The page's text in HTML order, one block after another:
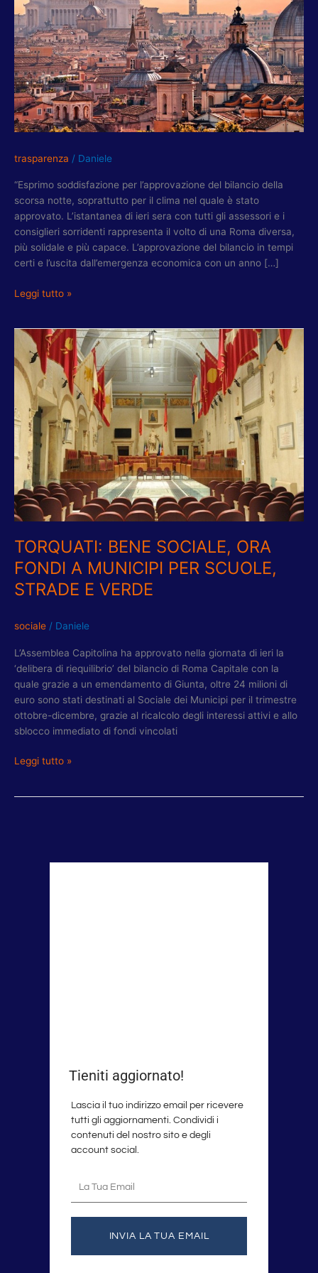
trasparenza / Daniele
“Esprimo soddisfazione per l’approvazione del bilancio della
scorsa notte, soprattutto per il clima nel quale è stato
approvato. L’istantanea di ieri sera con tutti gli assessori e i
consiglieri sorridenti rappresenta il volto di una Roma diversa,
più solidale e più capace. L’approvazione del bilancio in tempi
certi e l’uscita dall’emergenza economica con un anno […]
PROVA
DI
FORZA
CONTRO
CRIMINALITA’
Leggi tutto »
TORQUATI: BENE SOCIALE, ORA
FONDI A MUNICIPI PER SCUOLE,
STRADE E VERDE
sociale / Daniele
L’Assemblea Capitolina ha approvato nella giornata di ieri la
‘delibera di riequilibrio’ del bilancio di Roma Capitale con la
quale grazie a un emendamento di Giunta, oltre 24 milioni di
euro sono stati destinati al Sociale dei Municipi per il trimestre
ottobre-dicembre, grazie al ricalcolo degli interessi attivi e allo
sblocco immediato di fondi vincolati
TORQUATI:
BENE
SOCIALE,
ORA
FONDI
A
MUNICIPI
SCUOLE,
STRADE
E
VERDE
Leggi tutto »
Tieniti aggiornato!
Lascia il tuo indirizzo email per ricevere
tutti gli aggiornamenti. Condividi i
contenuti del nostro sito e degli
account social.
INVIA LA TUA EMAIL